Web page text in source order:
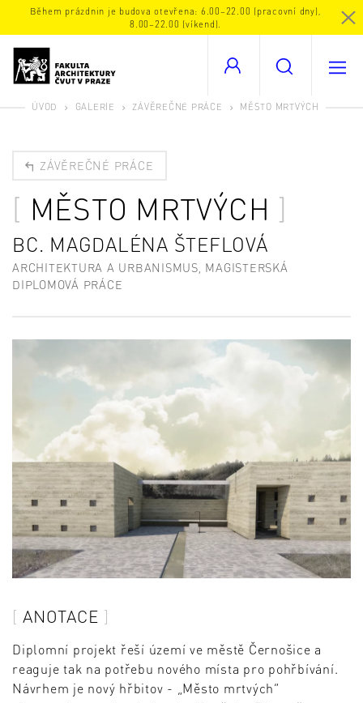
Během prázdnin je budova otevřena: 6.00–22.00 (pracovní dny),
8.00–22.00 (víkend).
ÚVOD GALERIE ZÁVĚREČNÉ PRÁCE MĚSTO MRTVÝCH
ZÁVĚREČNÉ PRÁCE
MĚSTO MRTVÝCH
BC. MAGDALÉNA ŠTEFLOVÁ
ARCHITEKTURA A URBANISMUS, MAGISTERSKÁ
DIPLOMOVÁ PRÁCE
ANOTACE
Diplomní projekt řeší území ve městě Černošice a
reaguje tak na potřebu nového místa pro pohřbívání.
Návrhem je nový hřbitov - „Město mrtvých“